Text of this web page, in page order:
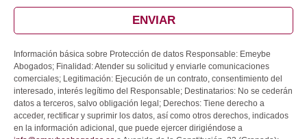
ENVIAR
Información básica sobre Protección de datos Responsable: Emeybe
Abogados; Finalidad: Atender su solicitud y enviarle comunicaciones
comerciales; Legitimación: Ejecución de un contrato, consentimiento del
interesado, interés legítimo del Responsable; Destinatarios: No se cederán
datos a terceros, salvo obligación legal; Derechos: Tiene derecho a
acceder, rectificar y suprimir los datos, así como otros derechos, indicados
en la información adicional, que puede ejercer dirigiéndose a